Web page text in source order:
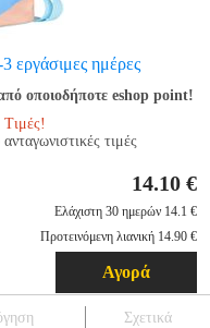
εργάσιμες ημέρες
οποιοδήποτε eshop point!
τιμές
14.10 €
Ελάχιστη 30 ημερών 14.1 €
Προτεινόμενη λιανική 14.90 €
Αγορά
Σχετικά